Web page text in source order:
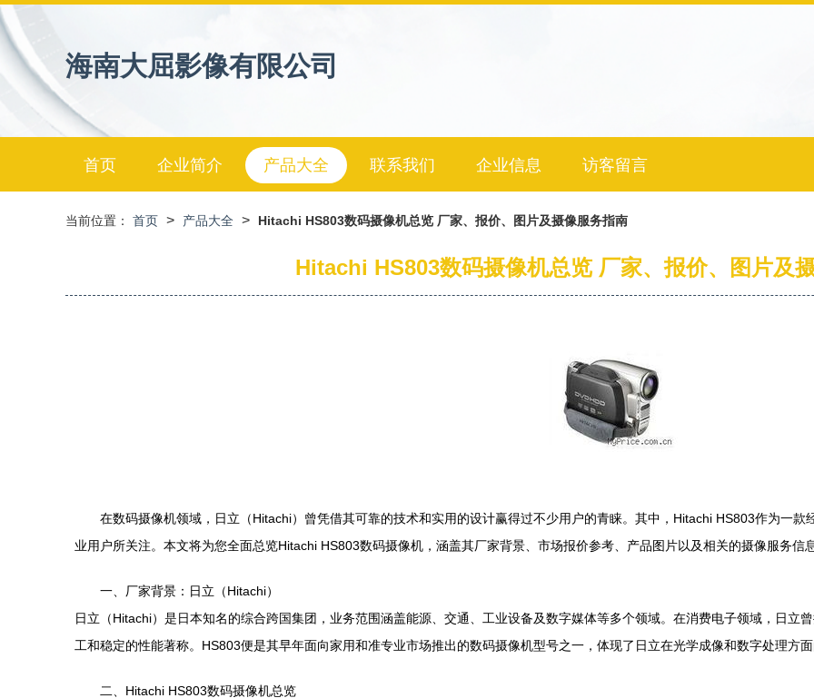
海南大屈影像有限公司
首页 企业简介 产品大全 联系我们 企业信息 访客留言
当前位置： 首页 > 产品大全 > Hitachi HS803数码摄像机总览 厂家、报价、图片及摄像服务指南
Hitachi HS803数码摄像机总览 厂家、报价、图片及
在数码摄像机领域，日立（Hitachi）曾凭借其可靠的技术和实用的设计赢得过不少用户的青睐。其中，Hitachi HS803作为一
业用户所关注。本文将为您全面总览Hitachi HS803数码摄像机，涵盖其厂家背景、市场报价参考、产品图片以及相关的摄像服务信息
一、厂家背景：日立（Hitachi）
日立（Hitachi）是日本知名的综合跨国集团，业务范围涵盖能源、交通、工业设备及数字媒体等多个领域。在消费电子领域，日立
工和稳定的性能著称。HS803便是其早年面向家用和准专业市场推出的数码摄像机型号之一，体现了日立在光学成像和数字处理方面
二、Hitachi HS803数码摄像机总览